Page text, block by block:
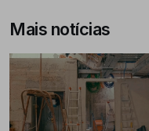
Mais notícias